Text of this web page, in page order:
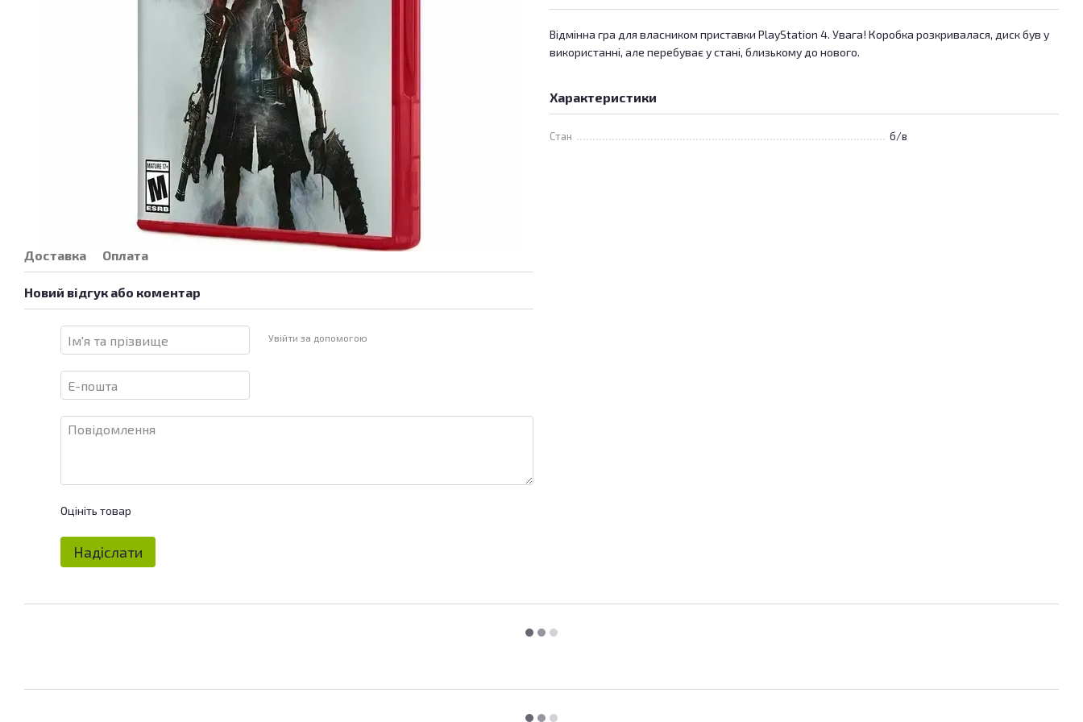
Доставка Оплата
Новий відгук або коментар
Увійти за допомогою
Оцініть товар
Надіслати
Відмінна гра для власником приставки PlayStation 4. Увага! Коробка розкривалася, диск був у
використанні, але перебуває у стані, близькому до нового.
Характеристики
Стан б/в